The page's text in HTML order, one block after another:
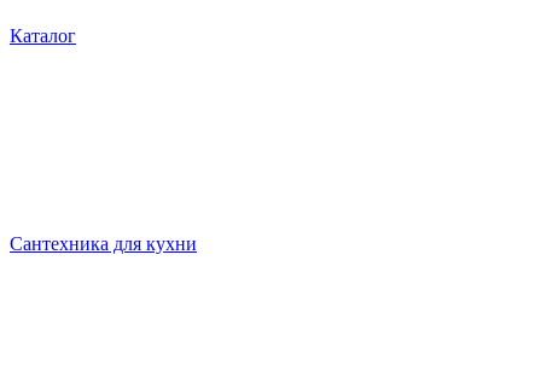
Каталог
Сантехника для кухни